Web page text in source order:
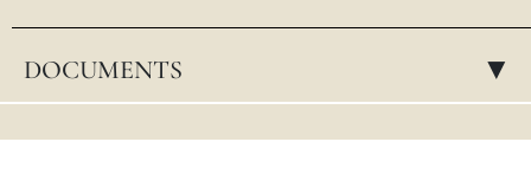
العربيّة
DOCUMENTS ▸